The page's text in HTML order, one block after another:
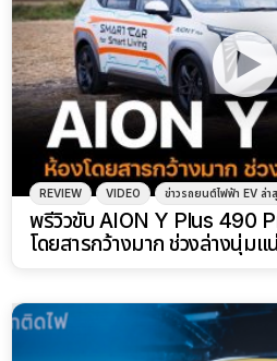
REVIEW VIDEO ข่าวรถยนต์ไฟฟ้า EV ล่า
พรีวิวขับ AION Y Plus 490
โดยสารกว้างมาก ช่วงล่างนุ่ม